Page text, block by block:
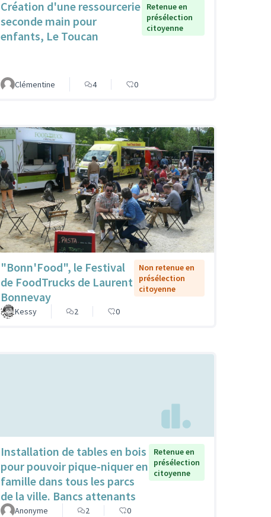
Création d'une ressourcerie
seconde main pour
enfants, Le Toucan
Retenue en
présélection
citoyenne
Clémentine 4 0
"Bonn'Food", le Festival
de FoodTrucks de Laurent
Bonnevay
Non retenue en
présélection
citoyenne
Kessy 2 0
Installation de tables en bois
pour pouvoir pique-niquer en
famille dans tous les parcs
de la ville. Bancs attenants
Retenue en
présélection
citoyenne
Anonyme 2 0